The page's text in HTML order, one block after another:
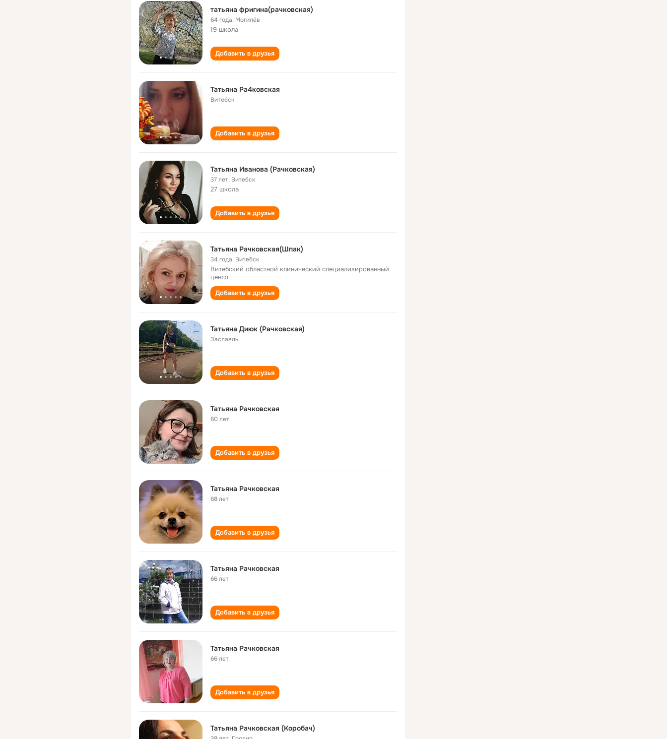
татьяна фригина(рачковская)
64 года, Могилёв
19 школа
Добавить в друзья
Татьяна Ра4ковская
Витебск
Добавить в друзья
Татьяна Иванова (Рачковская)
37 лет, Витебск
27 школа
Добавить в друзья
Татьяна Рачковская(Шпак)
34 года, Витебск
Витебский областной клинический специализированный
центр.
Добавить в друзья
Татьяна Диюк (Рачковская)
Заславль
Добавить в друзья
Татьяна Рачковская
60 лет
Добавить в друзья
Татьяна Рачковская
68 лет
Добавить в друзья
Татьяна Рачковская
66 лет
Добавить в друзья
Татьяна Рачковская
66 лет
Добавить в друзья
Татьяна Рачковская (Коробач)